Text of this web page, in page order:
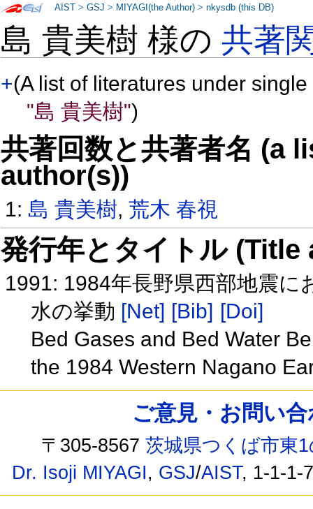
島 貴美樹 様の共著
+(A list of literatures under
"島 貴美樹")
共著回数と共著者名 (a
author(s))
1: 島 貴美樹,荒木 春視
発行年とタイトル
1991: 1984年長野県西部地震
水の挙動 [Net] [Bib] [Doi]
Bed Gases and Bed Water
the 1984 Western Nagano
AIST >GSJ > MIYAGI(the Author) >nkysdb (this DB)
ご意見・お問い
〒305-8567茨城県つくば市東
Dr. Isoji MIYAGI, GSJ/AIST, 1-1-1-